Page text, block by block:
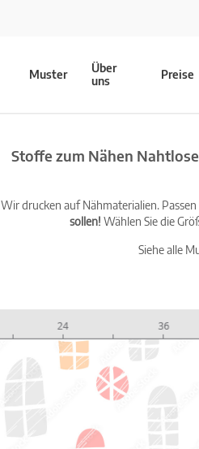
Muster
Über
uns
Preise
Stoffe zum Nähen
Wir drucken auf Nähmaterialien.
sollen! Wählen Sie die
Siehe alle